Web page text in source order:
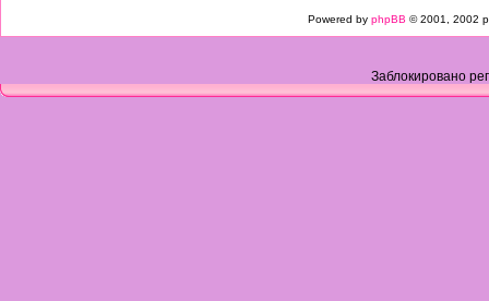
Powered by phpBB © 2001, 2002
Заблокировано